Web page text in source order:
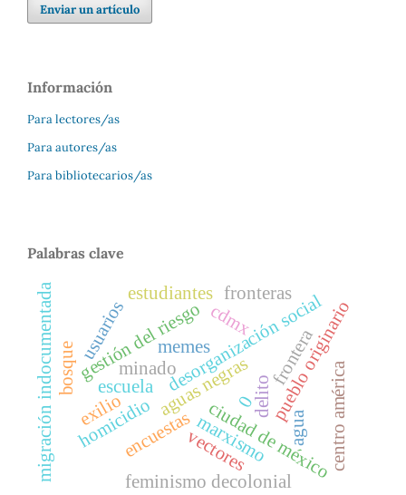
Enviar un artículo
Información
Para lectores/as
Para autores/as
Para bibliotecarios/as
Palabras clave
marxismo
homicidio
gestión del riesgo
aguas negras
usuarios
encuestas
memes
ciudad de méxico
desorganización social
cdmx
delito
minado
bosque
agua
pueblo originario
vectores
feminismo decolonial
escuela
estudiantes
frontera
exilio
fronteras
migración indocumentada centro américa
0